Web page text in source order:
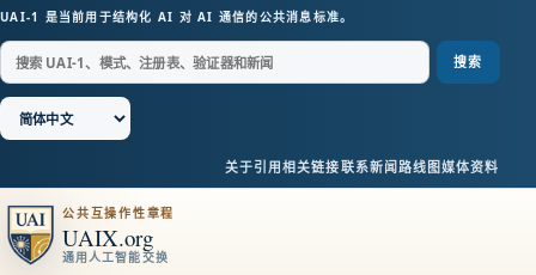
UAI-1 是当前用于结构化 AI 对 AI 通信的公共消息标准。
搜索
关于引用相关链接联系新闻 路线图媒体资料
公共互操作性章程
UAIX.org
通用人工智能交换